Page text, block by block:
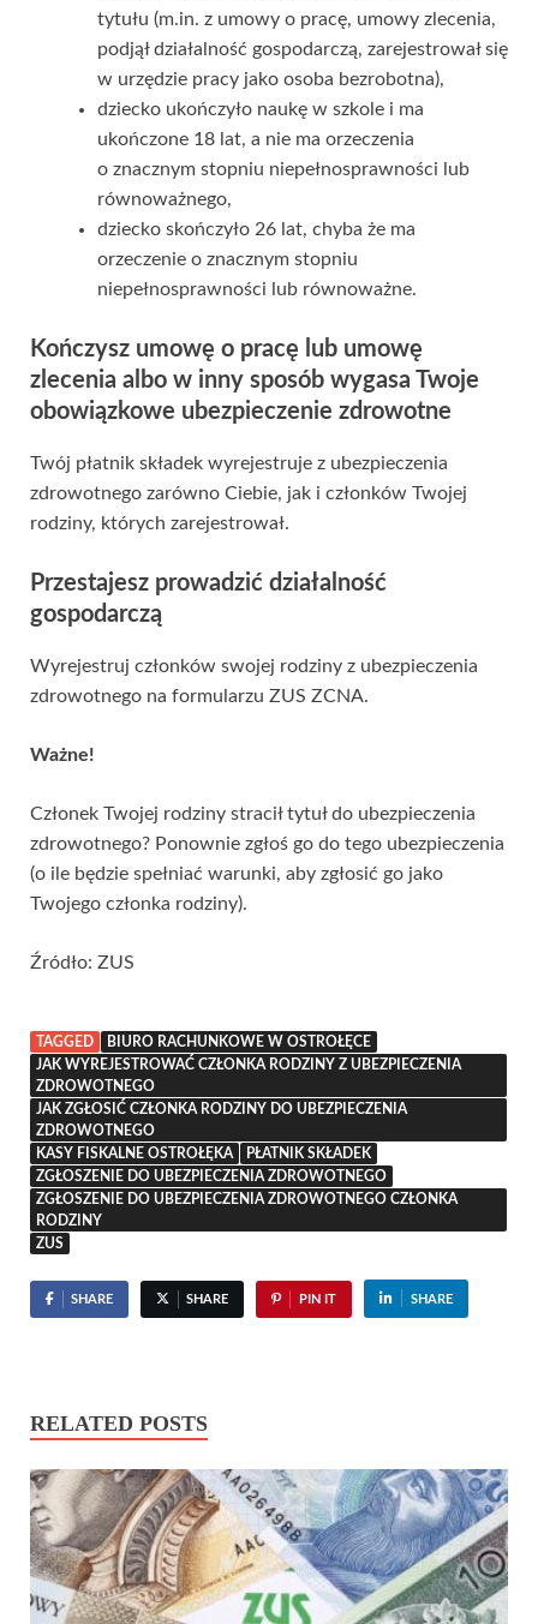
tytułu (m.in. z umowy o pracę, umowy zlecenia,
podjął działalność gospodarczą, zarejestrował się
w urzędzie pracy jako osoba bezrobotna),
dziecko ukończyło naukę w szkole i ma
ukończone 18 lat, a nie ma orzeczenia
o znacznym stopniu niepełnosprawności lub
równoważnego,
dziecko skończyło 26 lat, chyba że ma
orzeczenie o znacznym stopniu
niepełnosprawności lub równoważne.
Kończysz umowę o pracę lub umowę
zlecenia albo w inny sposób wygasa Twoje
obowiązkowe ubezpieczenie zdrowotne
Twój płatnik składek wyrejestruje z ubezpieczenia
zdrowotnego zarówno Ciebie, jak i członków Twojej
rodziny, których zarejestrował.
Przestajesz prowadzić działalność
gospodarczą
Wyrejestruj członków swojej rodziny z ubezpieczenia
zdrowotnego na formularzu ZUS ZCNA.
Ważne!
Członek Twojej rodziny stracił tytuł do ubezpieczenia
zdrowotnego? Ponownie zgłoś go do tego ubezpieczenia
(o ile będzie spełniać warunki, aby zgłosić go jako
Twojego członka rodziny).
Źródło: ZUS
TAGGED
BIURO RACHUNKOWE W OSTROŁĘCE
JAK WYREJESTROWAĆ CZŁONKA RODZINY Z UBEZPIECZENIA
ZDROWOTNEGO
JAK ZGŁOSIĆ CZŁONKA RODZINY DO UBEZPIECZENIA
ZDROWOTNEGO
KASY FISKALNE OSTROŁĘKA
PŁATNIK SKŁADEK
ZGŁOSZENIE DO UBEZPIECZENIA ZDROWOTNEGO
ZGŁOSZENIE DO UBEZPIECZENIA ZDROWOTNEGO CZŁONKA
RODZINY
ZUS
SHARE SHARE PIN IT SHARE
RELATED POSTS